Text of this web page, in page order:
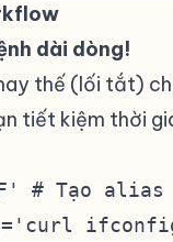
dài dòng!
thế (lối tắt)
tiết kiệm thời
# Tạo